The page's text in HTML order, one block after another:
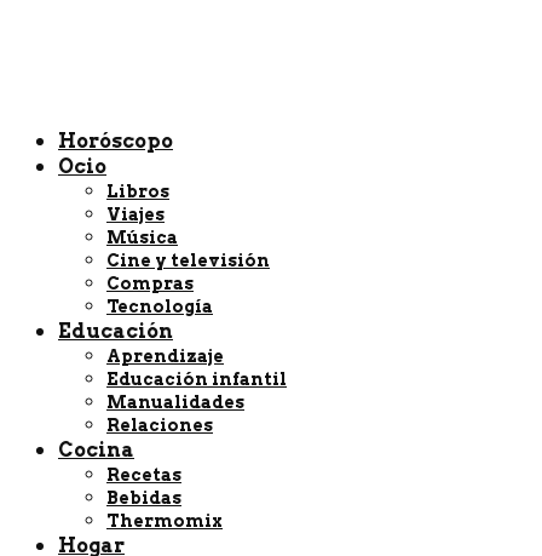
Horóscopo
Ocio
Libros
Viajes
Música
Cine y televisión
Compras
Tecnología
Educación
Aprendizaje
Educación infantil
Manualidades
Relaciones
Cocina
Recetas
Bebidas
Thermomix
Hogar